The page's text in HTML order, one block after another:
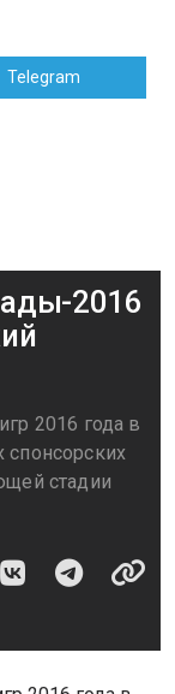
Telegram
2016
2016 года в
стадии